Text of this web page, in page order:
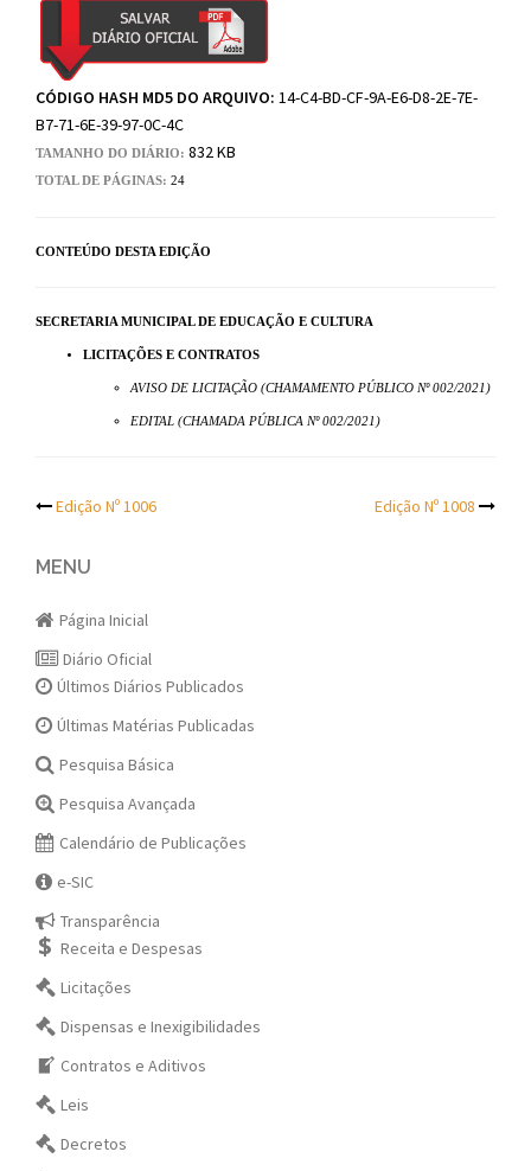
CÓDIGO HASH MD5 DO ARQUIVO: 14-C4-BD-CF-9A-E6-D8-2E-7E-
B7-71-6E-39-97-0C-4C
TAMANHO DO DIÁRIO: 832 KB
TOTAL DE PÁGINAS: 24
CONTEÚDO DESTA EDIÇÃO
SECRETARIA MUNICIPAL DE EDUCAÇÃO E CULTURA
LICITAÇÕES E CONTRATOS
AVISO DE LICITAÇÃO (CHAMAMENTO PÚBLICO Nº 002/2021)
EDITAL (CHAMADA PÚBLICA Nº 002/2021)
Post
navigation
Edição Nº 1006 Edição Nº 1008
MENU
Página Inicial
Diário Oficial
Últimos Diários Publicados
Últimas Matérias Publicadas
Pesquisa Básica
Pesquisa Avançada
Calendário de Publicações
e-SIC
Transparência
Receita e Despesas
Licitações
Dispensas e Inexigibilidades
Contratos e Aditivos
Leis
Decretos